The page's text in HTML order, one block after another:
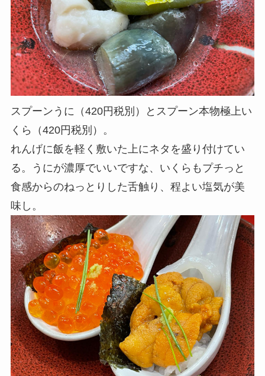
スプーンうに（420円税別）とスプーン本物極上い
くら（420円税別）。
れんげに飯を軽く敷いた上にネタを盛り付けてい
る。うにが濃厚でいいですな、いくらもプチっと
食感からのねっとりした舌触り、程よい塩気が美
味し。